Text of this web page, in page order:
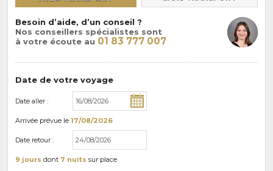
Besoin d’aide, d’un conseil ?
Nos conseillers spécialistes sont
à votre écoute au 01 83 777 007
Date de votre voyage
Date aller :
Arrivée prévue le 17/08/2026
Date retour :
9 jours dont 7 nuits sur place